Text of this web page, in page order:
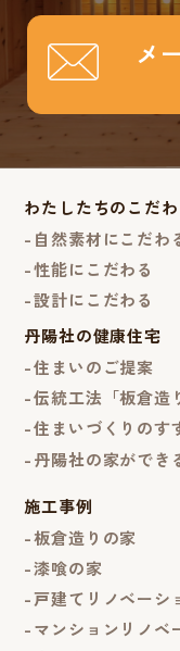
メ
わたしたちのこだわ
自然素材にこだわ
性能にこだわる
設計にこだわる
丹陽社の健康住宅
住まいのご提案
伝統工法「板倉造
住まいづくりのす
丹陽社の家ができ
施工事例
板倉造りの家
漆喰の家
戸建てリノベーシ
マンションリノベ